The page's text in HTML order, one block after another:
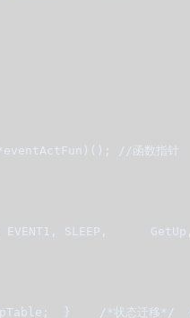
//函数指
{ EVENT1, SLEEP,
}    /*状态迁移